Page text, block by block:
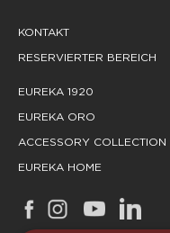
KONTAKT
RESERVIERTER BEREICH
EUREKA 1920
EUREKA ORO
ACCESSORY COLLECTION
EUREKA HOME